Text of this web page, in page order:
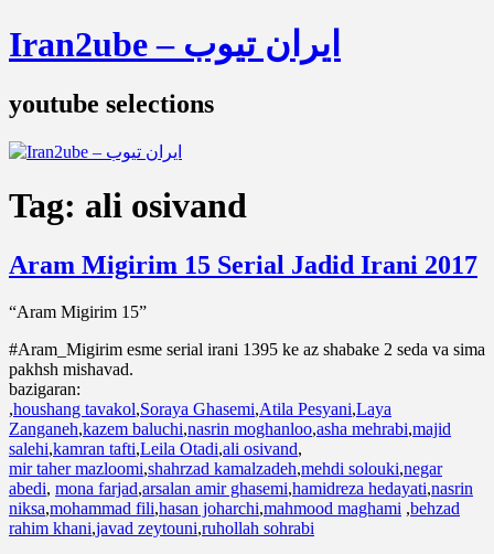
Iran2ube – ایران تیوب
youtube selections
Tag: ali osivand
Aram Migirim 15 Serial Jadid Irani 2017
“Aram Migirim 15”
#Aram_Migirim esme serial irani 1395 ke az shabake 2 seda va sima
pakhsh mishavad.
bazigaran:
,houshang tavakol,Soraya Ghasemi,Atila Pesyani,Laya
Zanganeh,kazem baluchi,nasrin moghanloo,asha mehrabi,majid
salehi,kamran tafti,Leila Otadi,ali osivand,
mir taher mazloomi,shahrzad kamalzadeh,mehdi solouki,negar
abedi, mona farjad,arsalan amir ghasemi,hamidreza hedayati,nasrin
niksa,mohammad fili,hasan joharchi,mahmood maghami ,behzad
rahim khani,javad zeytouni,ruhollah sohrabi